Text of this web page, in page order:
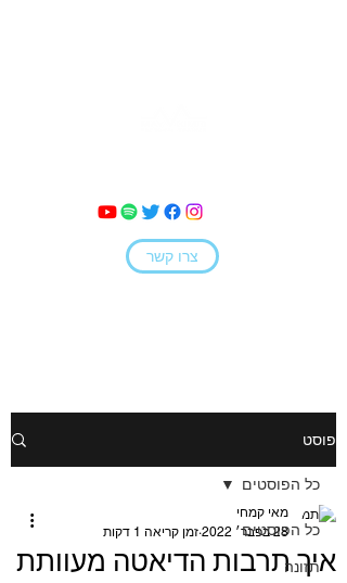
צרו קשר
פוסט
כל הפוסטים
תזונה
כל הפוסטים
איך תרבות הדיאטה מעוותת
מאי קמחי
28 בפבר׳ 2022
זמן קריאה 1 דקות